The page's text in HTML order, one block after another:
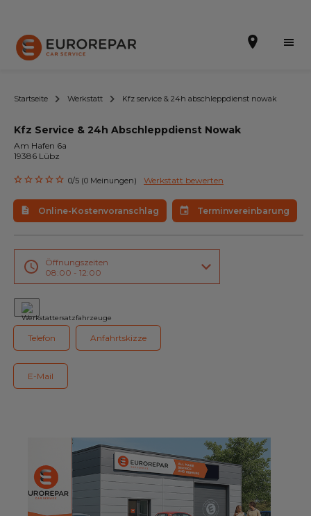
Terminvereinbarung
Online-Kostenvoranschlag
Die Marke
Leistungen
Angebote
Unser Sortiment EUROREPAR
Kundenservice
Alle Werkstätten
Startseite Werkstatt Kfz service & 24h abschleppdienst nowak
Kfz Service & 24h Abschleppdienst Nowak
Am Hafen 6a
19386 Lübz
0/5 (0 Meinungen) Werkstatt bewerten
Online-Kostenvoranschlag Terminvereinbarung
Öffnungszeiten
08:00 - 12:00
Telefon Anfahrtskizze
E-Mail